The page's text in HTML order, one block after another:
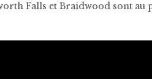
Falls et Braidwood sont au